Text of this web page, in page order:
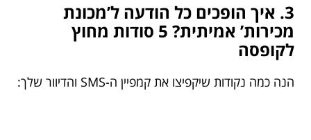
3. איך הופכים כל הודעה ל’מכונת
מכירות’ אמיתית? 5 סודות מחוץ
לקופסה
הנה כמה נקודות שיקפיצו את קמפיין ה-SMS והדיוור שלך: